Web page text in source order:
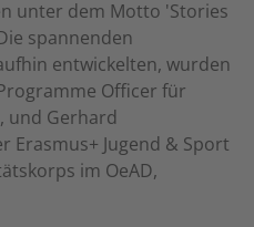
unter dem Motto 'Stories
spannenden
entwickelten, wurden
Officer für
und Gerhard
Erasmus+ Jugend & Sport
im OeAD,